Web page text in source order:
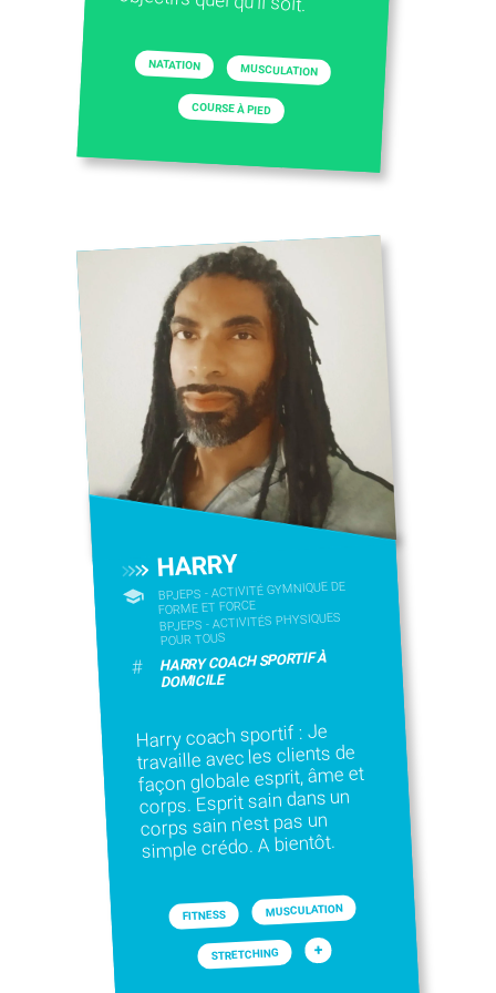
NATATION MUSCULATION
COURSE À PIED
HARRY
BPJEPS - ACTIVITÉ GYMNIQUE DE
FORME ET FORCE
BPJEPS - ACTIVITÉS PHYSIQUES
POUR TOUS
# HARRY COACH SPORTIF À
DOMICILE
Harry coach sportif : Je
travaille avec les clients de
façon globale esprit, âme et
corps. Esprit sain dans un
corps sain n'est pas un
simple crédo. A bientôt.
FITNESS MUSCULATION
STRETCHING +